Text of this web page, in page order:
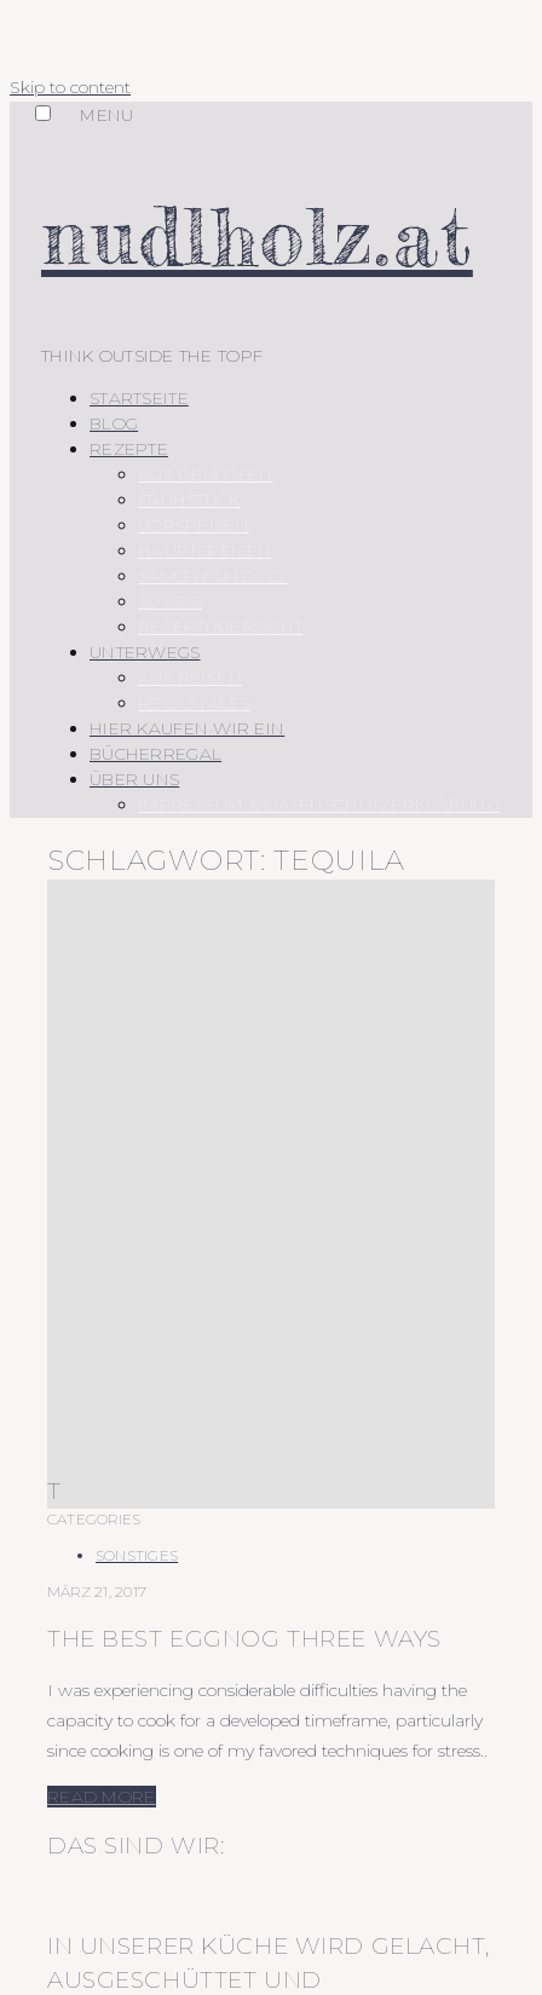
Skip to content
MENU
nudlholz.at
THINK OUTSIDE THE TOPF
STARTSEITE
BLOG
REZEPTE
UNTERWEGS
HIER KAUFEN WIR EIN
BÜCHERREGAL
ÜBER UNS
SCHLAGWORT:TEQUILA
T
CATEGORIES
SONSTIGES
MÄRZ 21, 2017
THE BEST EGGNOG THREE WAYS
I was experiencing considerable difficulties having the
capacity to cook for a developed timeframe, particularly
since cooking is one of my favored techniques for stress..
READ MORE
DAS SIND WIR:
IN UNSERER KÜCHE WIRD GELACHT,
AUSGESCHÜTTET UND